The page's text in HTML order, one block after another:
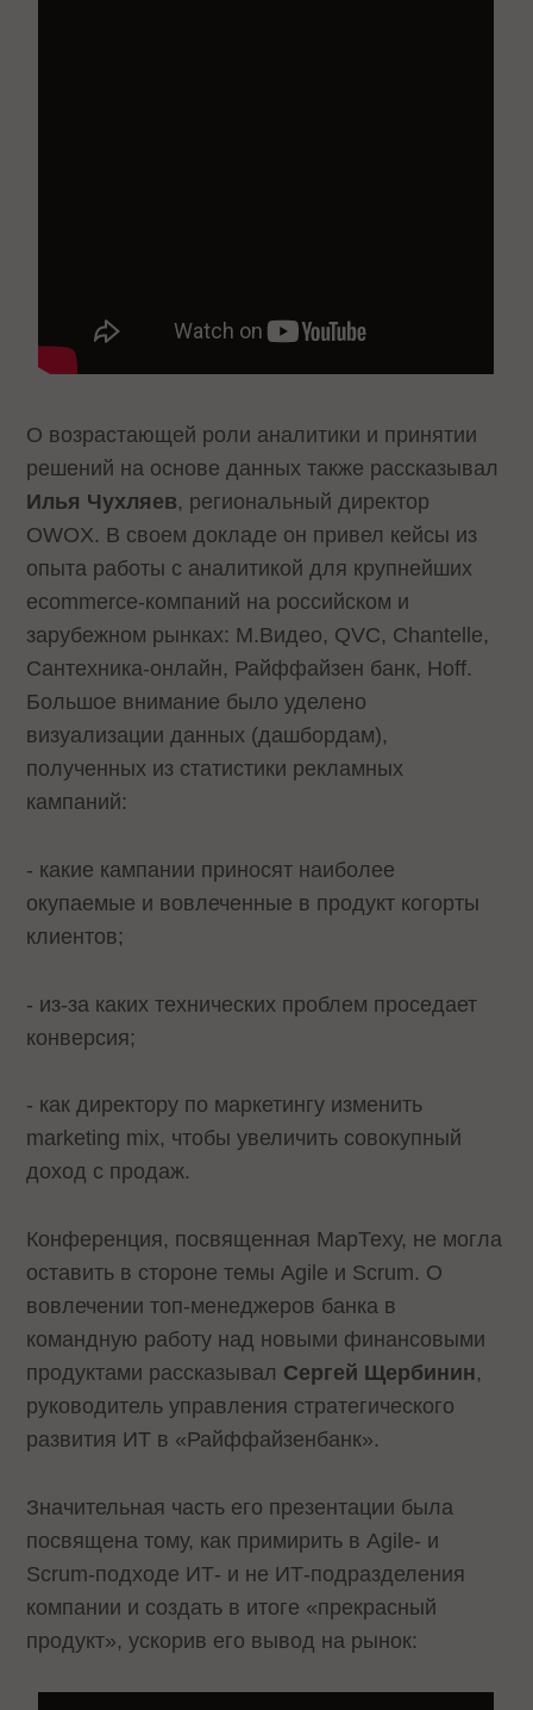
О возрастающей роли аналитики и принятии
решений на основе данных также рассказывал
Илья Чухляев, региональный директор
OWOX. В своем докладе он привел кейсы из
опыта работы с аналитикой для крупнейших
ecommerce-компаний на российском и
зарубежном рынках: М.Видео, QVC, Chantelle,
Сантехника-онлайн, Райффайзен банк, Hoff.
Большое внимание было уделено
визуализации данных (дашбордам),
полученных из статистики рекламных
кампаний:
- какие кампании приносят наиболее
окупаемые и вовлеченные в продукт когорты
клиентов;
- из-за каких технических проблем проседает
конверсия;
- как директору по маркетингу изменить
marketing mix, чтобы увеличить совокупный
доход с продаж.
Конференция, посвященная МарТеху, не могла
оставить в стороне темы Agile и Scrum. О
вовлечении топ-менеджеров банка в
командную работу над новыми финансовыми
продуктами рассказывал Сергей Щербинин,
руководитель управления стратегического
развития ИТ в «Райффайзенбанк».
Значительная часть его презентации была
посвящена тому, как примирить в Agile- и
Scrum-подходе ИТ- и не ИТ-подразделения
компании и создать в итоге «прекрасный
продукт», ускорив его вывод на рынок: